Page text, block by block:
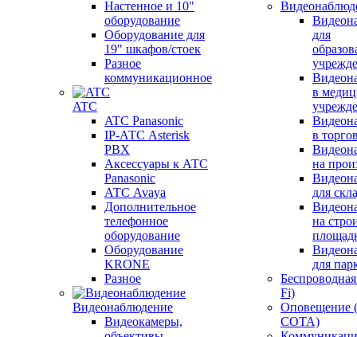
Настенное и 10"
оборудование
Оборудование для
19" шкафов/стоек
Разное
коммуникационное
ATC
ATC Panasonic
IP-АТС Asterisk
PBX
Аксессуары к АТС
Panasonic
АТС Avaya
Дополнительное
телефонное
оборудование
Оборудование
KRONE
Разное
Видеонаблюдение
Видеокамеры,
для
в
в
на
для
на
для
Fi)
СОТА)